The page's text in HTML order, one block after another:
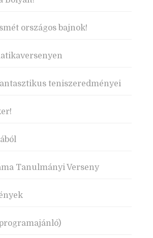
országos bajnok!
teniszeredményei
Tanulmányi Verseny